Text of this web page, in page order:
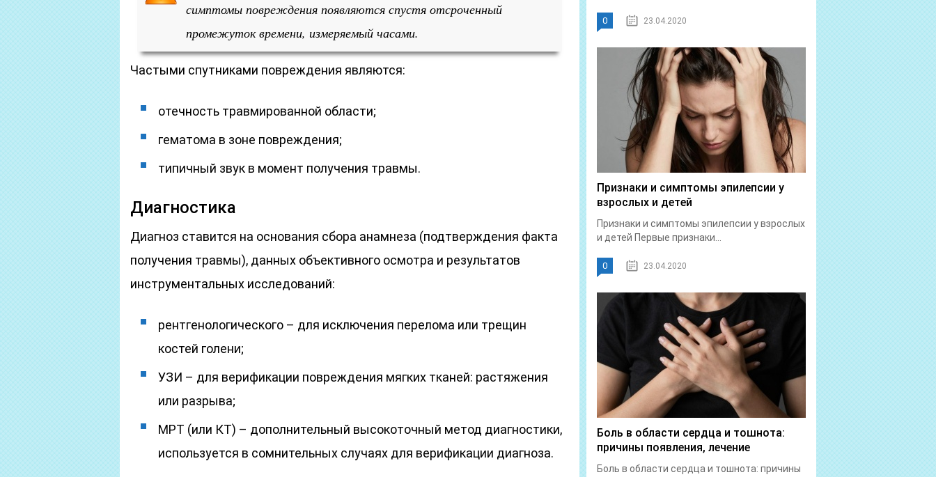
симптомы повреждения появляются спустя отсроченный
промежуток времени, измеряемый часами.
Частыми спутниками повреждения являются:
отечность травмированной области;
гематома в зоне повреждения;
типичный звук в момент получения травмы.
Диагностика
Диагноз ставится на основания сбора анамнеза (подтверждения факта
получения травмы), данных объективного осмотра и результатов
инструментальных исследований:
рентгенологического – для исключения перелома или трещин
костей голени;
УЗИ – для верификации повреждения мягких тканей: растяжения
или разрыва;
МРТ (или КТ) – дополнительный высокоточный метод диагностики,
используется в сомнительных случаях для верификации диагноза.
0 23.04.2020
Признаки и симптомы эпилепсии у
взрослых и детей
Признаки и симптомы эпилепсии у взрослых
и детей Первые признаки...
0 23.04.2020
Боль в области сердца и тошнота:
причины появления, лечение
Боль в области сердца и тошнота: причины